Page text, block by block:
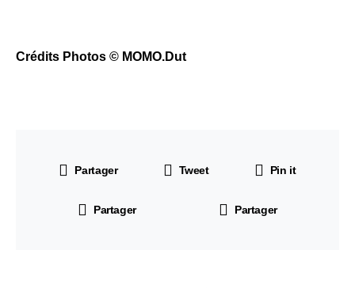
Crédits Photos © MOMO.Dut
Partager Tweet Pin it
Partager Partager